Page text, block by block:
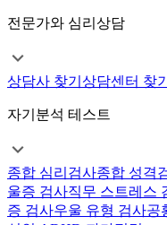
전문가와 심리상담
상담사 찾기 상담센터 찾기
자기분석 테스트
종합 심리검사종합 성격
울증 검사직무 스트레스
증 검사우울 유형 검사공